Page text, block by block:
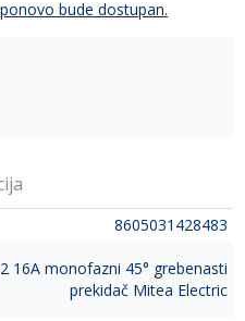
bude dostupan.
8605031428483
16A monofazni 45° grebenasti
prekidač Mitea Electric